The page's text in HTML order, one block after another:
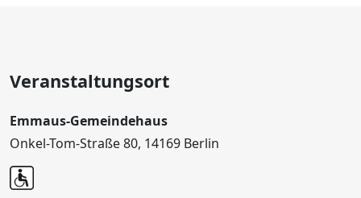
Veranstaltungsort
Emmaus-Gemeindehaus
Onkel-Tom-Straße 80, 14169 Berlin